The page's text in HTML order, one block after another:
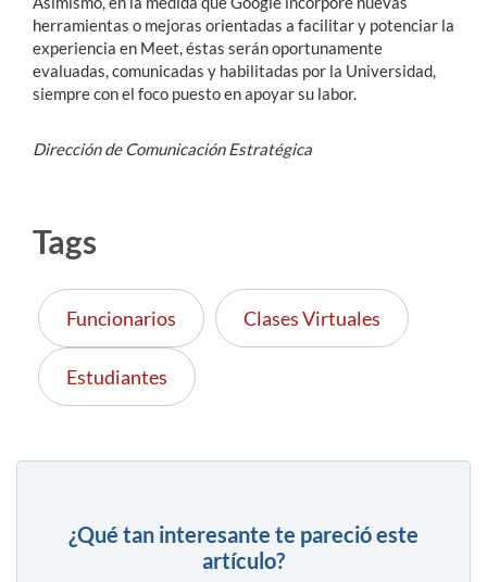
herramientas o mejoras orientadas a facilitar y potenciar la
experiencia en Meet, éstas serán oportunamente
evaluadas, comunicadas y habilitadas por la Universidad,
siempre con el foco puesto en apoyar su labor.
Dirección de Comunicación Estratégica
Tags
Funcionarios Clases Virtuales
Estudiantes
¿Qué tan interesante te pareció este
artículo?